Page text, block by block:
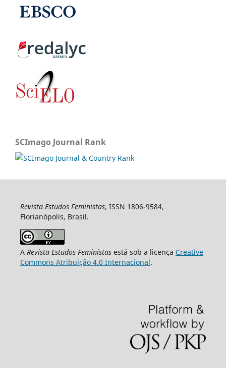
SCImago Journal Rank
Revista Estudos Feministas, ISSN 1806-9584,
Florianópolis, Brasil.
A Revista Estudos Feministasestá sob a licença Creative
Commons Atribuição 4.0 Internacional.